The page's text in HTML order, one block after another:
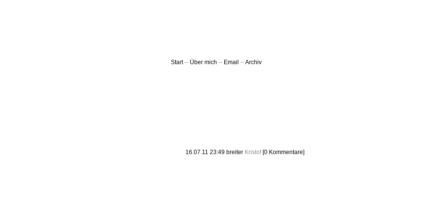
Start-- Über mich -- Email --Archiv
16.07.11 23:49 breiter Kristof [0 Kommentare]